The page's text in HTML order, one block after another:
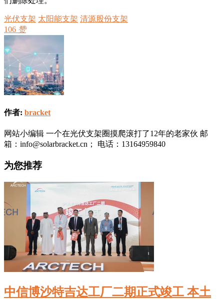
光伏支架 太阳能支架 清源股份支架
106 赞
作者: bracket
网站小编辑 一个在光伏支架圈摸爬滚打了12年的老家伙 邮
箱：info@solarbracket.cn； 电话：13164959840
为您推荐
中信博沙特吉达工厂二期正式竣工 本土